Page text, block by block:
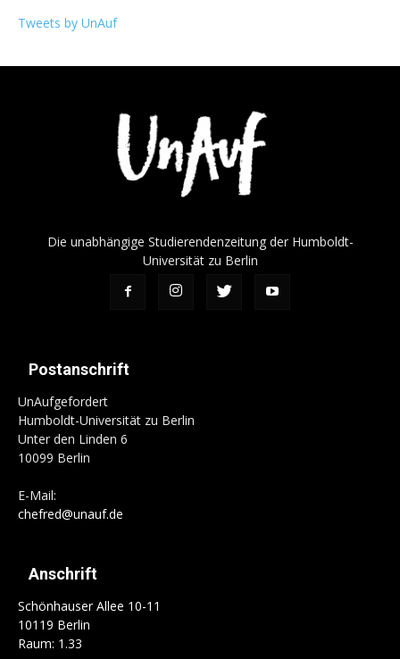
Tweets by UnAuf
Die unabhängige Studierendenzeitung der Humboldt-
Universität zu Berlin
Postanschrift
UnAufgefordert
Humboldt-Universität zu Berlin
Unter den Linden 6
10099 Berlin
E-Mail:
chefred@unauf.de
Anschrift
Schönhauser Allee 10-11
10119 Berlin
Raum: 1.33